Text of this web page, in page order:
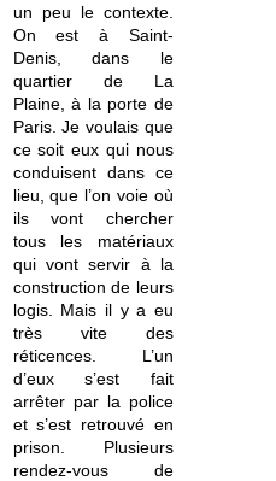
un peu le contexte.
On est à Saint-
Denis, dans le
quartier de La
Plaine, à la porte de
Paris. Je voulais que
ce soit eux qui nous
conduisent dans ce
lieu, que l’on voie où
ils vont chercher
tous les matériaux
qui vont servir à la
construction de leurs
logis. Mais il y a eu
très vite des
réticences. L’un
d’eux s’est fait
arrêter par la police
et s’est retrouvé en
prison. Plusieurs
rendez-vous de